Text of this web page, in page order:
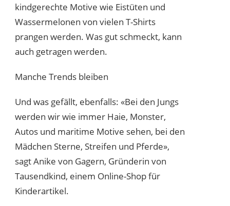
kindgerechte Motive wie Eistüten und
Wassermelonen von vielen T-Shirts
prangen werden. Was gut schmeckt, kann
auch getragen werden.
Manche Trends bleiben
Und was gefällt, ebenfalls: «Bei den Jungs
werden wir wie immer Haie, Monster,
Autos und maritime Motive sehen, bei den
Mädchen Sterne, Streifen und Pferde»,
sagt Anike von Gagern, Gründerin von
Tausendkind, einem Online-Shop für
Kinderartikel.